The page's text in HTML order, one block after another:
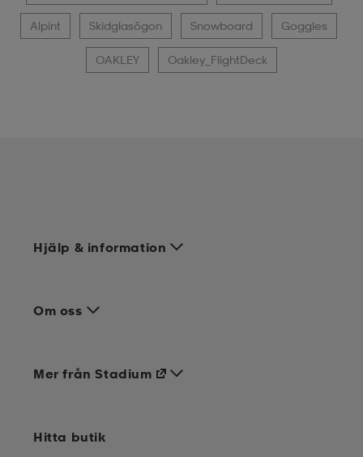
Alpint Skidglasögon Snowboard Goggles
OAKLEY Oakley_FlightDeck
Hjälp & information
Om oss
Mer från Stadium
Hitta butik